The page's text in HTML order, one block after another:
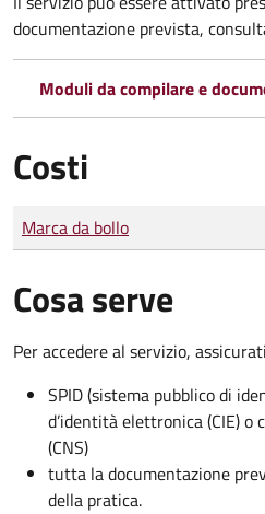
documentazione prevista,
Moduli da compilare e
Costi
Tipo di pagamento
Importo
Marca da bollo
Cosa serve
Per accedere al servizio,
SPID (sistema pubblico di
d’identità elettronica (CIE) o
(CNS)
tutta la documentazione
della pratica.